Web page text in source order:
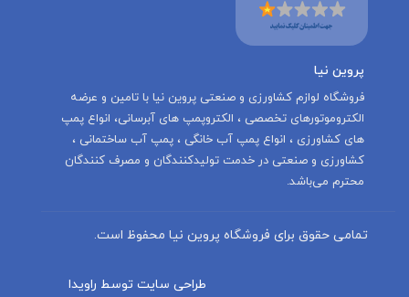
پروین نیا
‌فروشگاه لوازم کشاورزی و صنعتی پروین نیا با تامين و عرضه
الكتروموتورهاى تخصصى ، الكتروپمپ هاى آبرسانى، انواع پمپ
های کشاورزی ، انواع پمپ آب خانگی ، پمپ آب ساختمانی ،
کشاورزی و صنعتی در خدمت توليدكنندگان و مصرف كنندگان
محترم می‌باشد.
تمامی حقوق برای فروشگاه پروین نیا محفوظ است.
طراحی سایت توسط راویدا